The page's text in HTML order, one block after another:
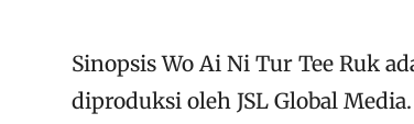
Sinopsis Wo Ai Ni Tur Tee Ruk
diproduksi oleh JSL Global